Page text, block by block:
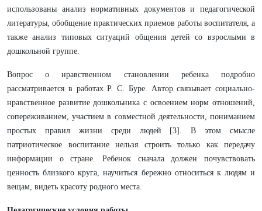
использованы анализ нормативных документов и педагогической
литературы, обобщение практических приемов работы воспитателя, а
также анализ типовых ситуаций общения детей со взрослыми в
дошкольной группе.
Вопрос о нравственном становлении ребенка подробно
рассматривается в работах Р. С. Буре. Автор связывает социально-
нравственное развитие дошкольника с освоением норм отношений,
сопереживанием, участием в совместной деятельности, пониманием
простых правил жизни среди людей [3]. В этом смысле
патриотическое воспитание нельзя строить только как передачу
информации о стране. Ребенок сначала должен почувствовать
ценность близкого круга, научиться бережно относиться к людям и
вещам, видеть красоту родного места.